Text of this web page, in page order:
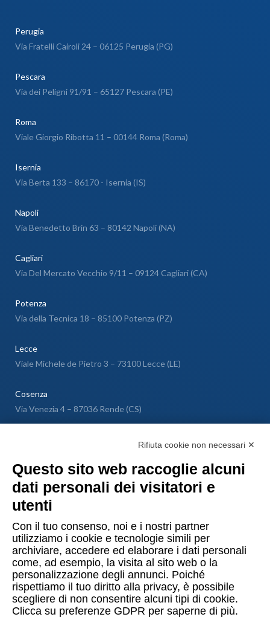
Perugia
Via Fratelli Cairoli 24 – 06125 Perugia (PG)
Pescara
Via dei Peligni 91/91 – 65127 Pescara (PE)
Roma
Viale Giorgio Ribotta 11 – 00144 Roma (Roma)
Isernia
Via Berta 133 – 86170 - Isernia (IS)
Napoli
Via Benedetto Brin 63 – 80142 Napoli (NA)
Cagliari
Via Del Mercato Vecchio 9/11 – 09124 Cagliari (CA)
Potenza
Via della Tecnica 18 – 85100 Potenza (PZ)
Lecce
Viale Michele de Pietro 3 – 73100 Lecce (LE)
Cosenza
Via Venezia 4 – 87036 Rende (CS)
Lugano
Copyright © 2015-2026 Uomo & Ambiente S.r.l. Società Benefit
PI/CF 10874480014
Rifiuta cookie non necessari ✕
Questo sito web raccoglie alcuni
dati personali dei visitatori e
utenti
Con il tuo consenso, noi e i nostri partner
utilizziamo i cookie e tecnologie simili per
archiviare, accedere ed elaborare i dati personali
come, ad esempio, la visita al sito web o la
personalizzazione degli annunci. Poiché
rispettiamo il tuo diritto alla privacy, è possibile
scegliere di non consentire alcuni tipi di cookie.
Clicca su preferenze GDPR per saperne di più.